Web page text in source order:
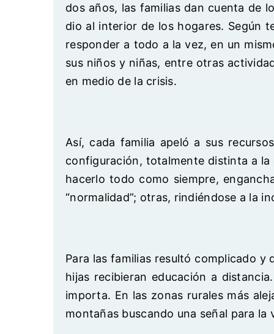
dos años, las familias dan cuenta de
dio al interior de los hogares. Según
responder a todo a la vez, en un
sus niños y niñas, entre otras
en medio de la crisis.
Así, cada familia apeló a sus
configuración, totalmente distinta a la
hacerlo todo como siempre,
“normalidad”; otras, rindiéndose a la
Para las familias resultó complicado
hijas recibieran educación a
importa. En las zonas rurales más
montañas buscando una señal para